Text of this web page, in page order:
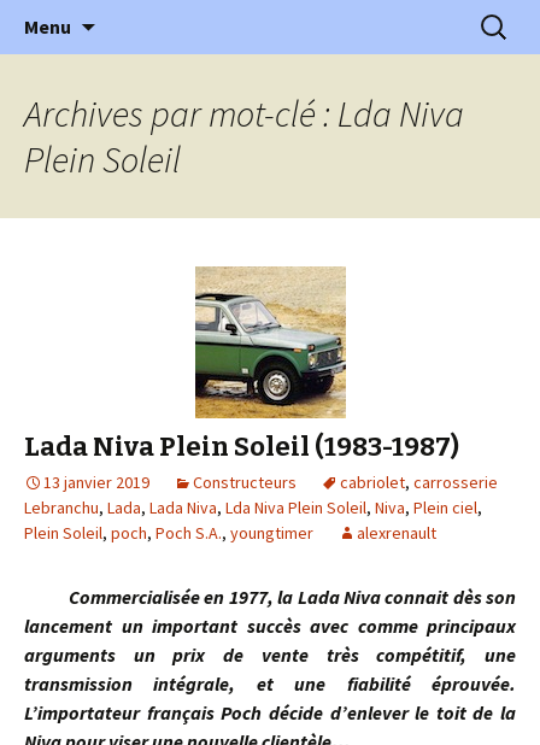
l'Automobile Ancienne
l'automobile ancienne : articles, historiques
…
Menu
Archives par mot-clé : Lda Niva
Plein Soleil
Lada Niva Plein Soleil (1983-1987)
13 janvier 2019 Constructeurs cabriolet, carrosserie
Lebranchu, Lada, Lada Niva, Lda Niva Plein Soleil, Niva, Plein ciel,
Plein Soleil, poch, Poch S.A., youngtimer alexrenault
Commercialisée en 1977, la Lada Niva connait dès son
lancement un important succès avec comme principaux
arguments un prix de vente très compétitif, une
transmission intégrale, et une fiabilité éprouvée.
L’importateur français Poch décide d’enlever le toit de la